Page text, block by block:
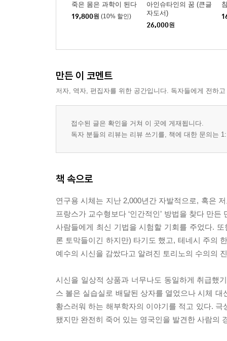
죽은 몸은 과학이 된다
19,800원 (10% 할인)
아인슈타인의 꿈 (큰글
자도서)
26,000원
만든 이 코멘트
저자, 역자, 편집자를 위한 공간입니다. 독자들에게 전하
접수된 글은 확인을 거쳐 이 곳에 게재됩니다.
독자 분들의 리뷰는 리뷰 쓰기를, 책에 대한 문의는
책 속으로
연구용 시체는 지난 2,000년간 자발적으로, 혹은
프랑스가 교수형보다 ‘인간적인’ 방법을 찾다 만
사람들에게 최신 기법을 시험할 기회를 주었다.
론 토막들이긴 하지만) 타기도 했고, 테네시 주의
예수의 시신을 감쌌다고 알려진 토리노의 수의의
시신을 일상적 상품과 너무나도 동일하게 취급했
스 볼은 실습실로 배달된 상자를 열었으나 시체 대
황스러워 하는 해부학자의 이야기를 적고 있다.
됐지만 완전히 죽어 있는 영국인을 발견한 사람의